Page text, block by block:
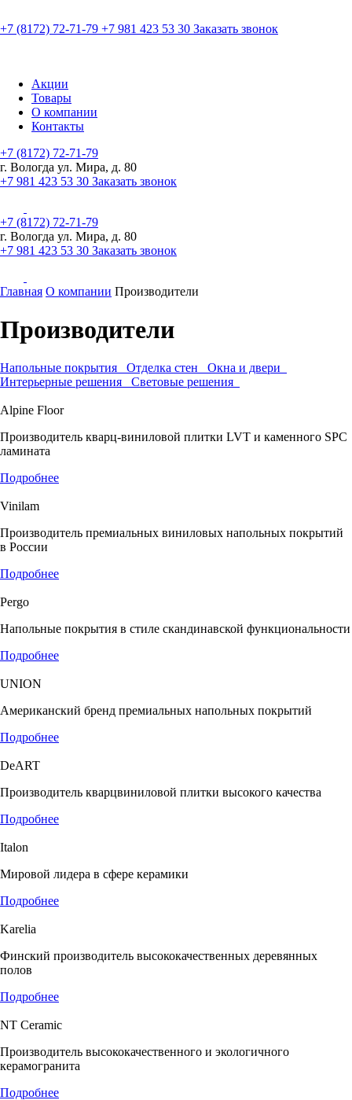
+7 (8172) 72-71-79 +7 981 423 53 30 Заказать звонок
Акции
Товары
О компании
Контакты
+7 (8172) 72-71-79
г. Вологда ул. Мира, д. 80
+7 981 423 53 30 Заказать звонок
+7 (8172) 72-71-79
г. Вологда ул. Мира, д. 80
+7 981 423 53 30 Заказать звонок
Главная О компании Производители
Производители
Напольные покрытия Отделка стен
Окна и двери
Интерьерные решения
Световые решения
Alpine Floor
Производитель кварц-виниловой плитки LVT и каменного SPC
ламината
Подробнее
Vinilam
Производитель премиальных виниловых напольных покрытий
в России
Подробнее
Pergo
Напольные покрытия в стиле скандинавской функциональности
Подробнее
UNION
Американский бренд премиальных напольных покрытий
Подробнее
DeART
Производитель кварцвиниловой плитки высокого качества
Подробнее
Italon
Мировой лидера в сфере керамики
Подробнее
Karelia
Финский производитель высококачественных деревянных
полов
Подробнее
NT Ceramic
Производитель высококачественного и экологичного
керамогранита
Подробнее